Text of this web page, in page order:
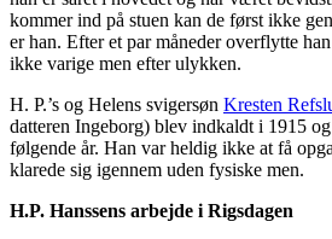
kommer ind på stuen kan de først ikke
er han. Efter et par måneder overflytte
ikke varige men efter ulykken.
H. P.’s og Helens svigersøn Kresten
datteren Ingeborg) blev indkaldt i 1915
følgende år. Han var heldig ikke at få
klarede sig igennem uden fysiske men.
H.P. Hanssens arbejde i Rigsdagen